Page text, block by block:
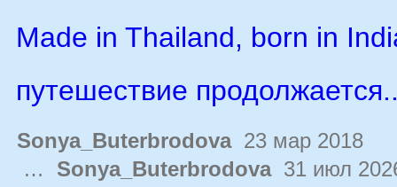
Made in Thailand, born in
путешествие
Sonya_Buterbrodova23 мар 2018
… Sonya_Buterbrodova31 июл